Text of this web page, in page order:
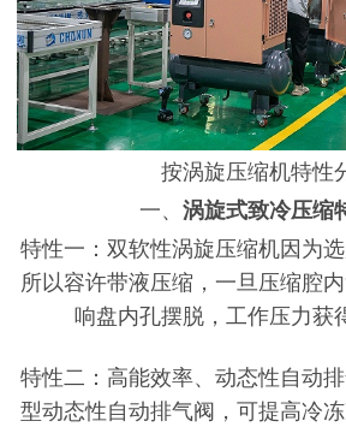
按涡旋压缩机特性
一、 涡旋式致冷压缩
特性一：双软性涡旋压缩机因为
所以容许带液压缩，一旦压缩腔
响盘内孔摆脱，工作压力获
特性二：高能效率、动态性自动
型动态性自动排气阀，可提高冷